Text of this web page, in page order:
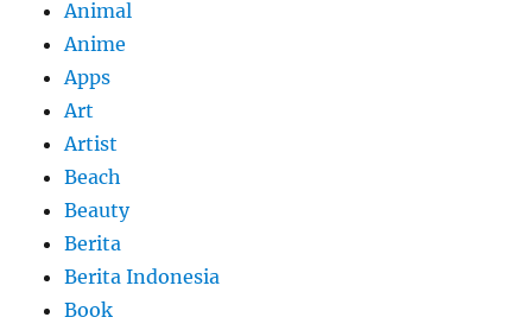
Animal
Anime
Apps
Art
Artist
Beach
Beauty
Berita
Berita Indonesia
Book